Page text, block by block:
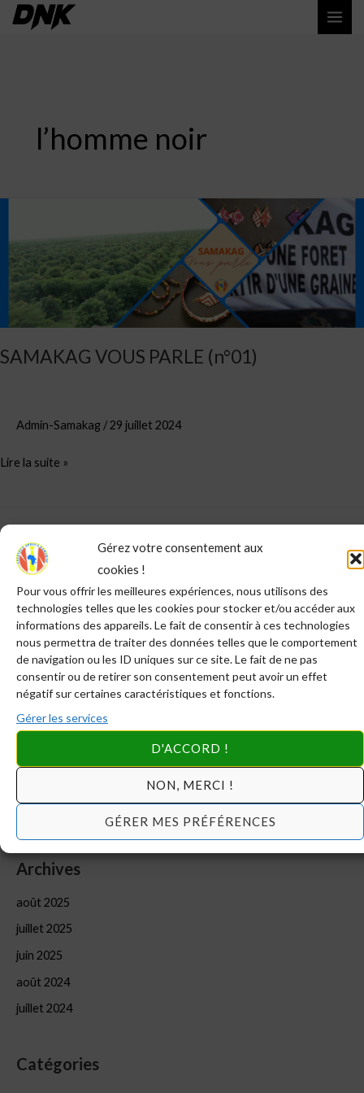
Gérez votre consentement aux
cookies !
Pour vous offrir les meilleures expériences, nous utilisons des
technologies telles que les cookies pour stocker et/ou accéder aux
informations des appareils. Le fait de consentir à ces technologies
nous permettra de traiter des données telles que le comportement
de navigation ou les ID uniques sur ce site. Le fait de ne pas
consentir ou de retirer son consentement peut avoir un effet
négatif sur certaines caractéristiques et fonctions.
Gérer les services
D'ACCORD !
NON, MERCI !
GÉRER MES PRÉFÉRENCES
Aller
Articles récents
DERNIERES NOUVELLES ! Comment vous devez venir à
SAMAKAG cette année ?
DERNIERE MINUTE: Ouverture des inscriptions à la
formation d’été 2025
Préformation: Gestion financière (#1)
DIRECTIVES DE DERNIERE MINUTE
Archives
août 2025
juillet 2025
juin 2025
août 2024
juillet 2024
Catégories
l’homme noir
SAMAKAG VOUS PARLE (n°01)
Admin-Samakag /29 juillet 2024
(n°01)
Lire la suite »